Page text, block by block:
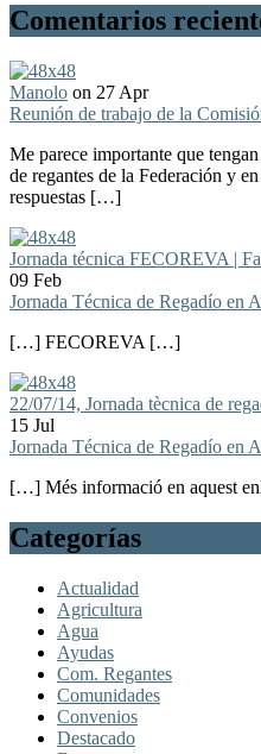
Comentarios
Manolo on 27 Apr
Reunión de trabajo de la
Me parece importante que
de regantes de la Federación y
respuestas […]
Jornada técnica FECOREVA |
09 Feb
Jornada Técnica de Regadío en
[…] FECOREVA […]
22/07/14, Jornada tècnica de
15 Jul
Jornada Técnica de Regadío en
[…] Més informació en aquest
Categorías
Actualidad
Agricultura
Agua
Ayudas
Com. Regantes
Comunidades
Convenios
Destacado